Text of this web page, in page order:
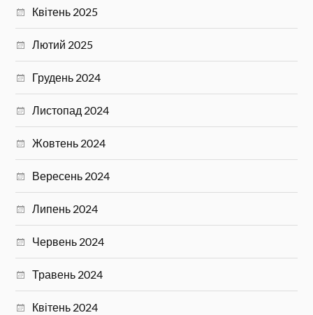
Квітень 2025
Лютий 2025
Грудень 2024
Листопад 2024
Жовтень 2024
Вересень 2024
Липень 2024
Червень 2024
Травень 2024
Квітень 2024